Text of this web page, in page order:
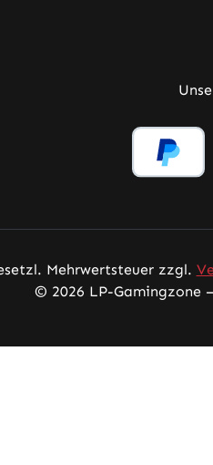
Tab (externer Link)
in neuem Tab (externer
an – öffnet in neuem Tab
Mehrwertsteuer zzgl.
© 2026 LP-Gamingzone